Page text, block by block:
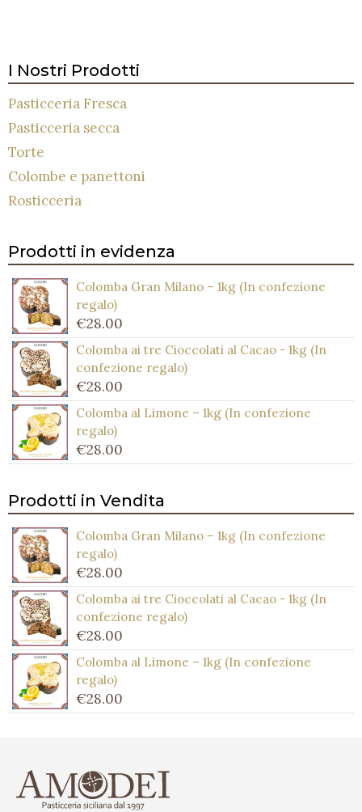
I Nostri Prodotti
Pasticceria Fresca
Pasticceria secca
Torte
Colombe e panettoni
Rosticceria
Prodotti in evidenza
Colomba Gran Milano – 1kg (In confezione
regalo)
€28.00
Colomba ai tre Cioccolati al Cacao - 1kg (In
confezione regalo)
€28.00
Colomba al Limone – 1kg (In confezione
regalo)
€28.00
Prodotti in Vendita
Colomba Gran Milano – 1kg (In confezione
regalo)
€28.00
Colomba ai tre Cioccolati al Cacao - 1kg (In
confezione regalo)
€28.00
Colomba al Limone – 1kg (In confezione
regalo)
€28.00